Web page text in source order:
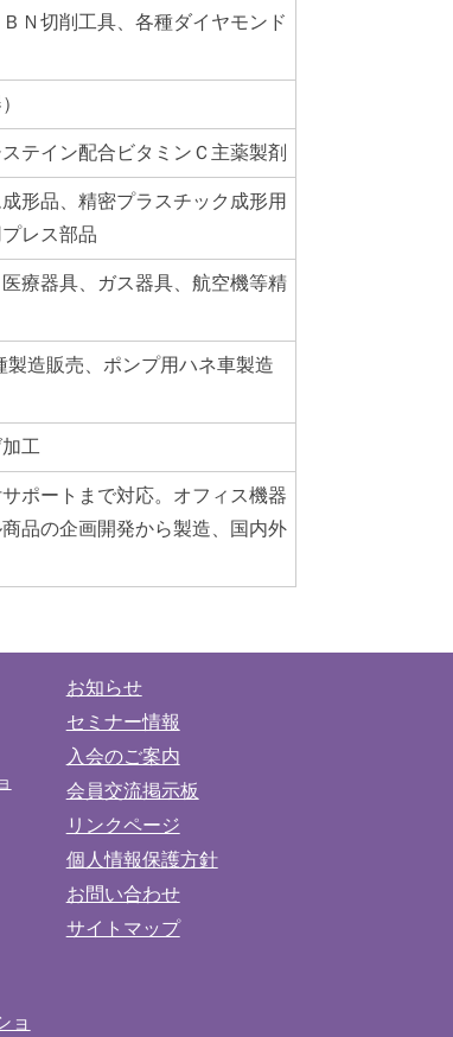
Ｎ切削工具、各種ダイヤモンド
テイン配合ビタミンＣ主薬製剤
形品、精密プラスチック成形用
レス部品
療器具、ガス器具、航空機等精
製造販売、ポンプ用ハネ車製造
工
ポートまで対応。オフィス機器
品の企画開発から製造、国内外
ョ
お知らせ
セミナー情報
入会のご案内
会員交流掲示板
リンクページ
個人情報保護方針
お問い合わせ
サイトマップ